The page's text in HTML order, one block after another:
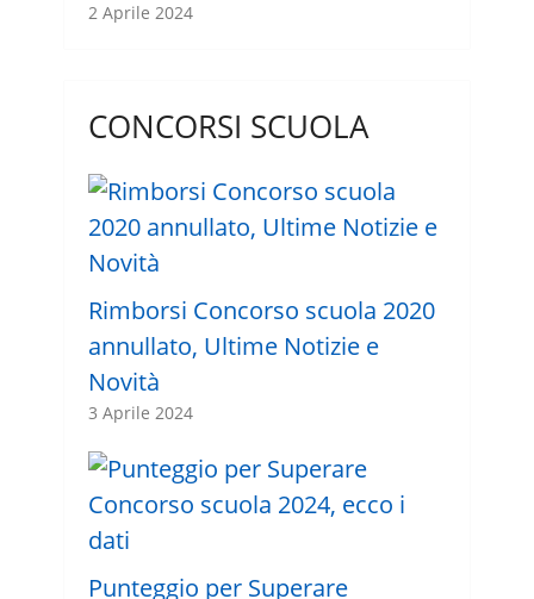
2 Aprile 2024
CONCORSI SCUOLA
Rimborsi Concorso scuola 2020
annullato, Ultime Notizie e
Novità
3 Aprile 2024
Punteggio per Superare